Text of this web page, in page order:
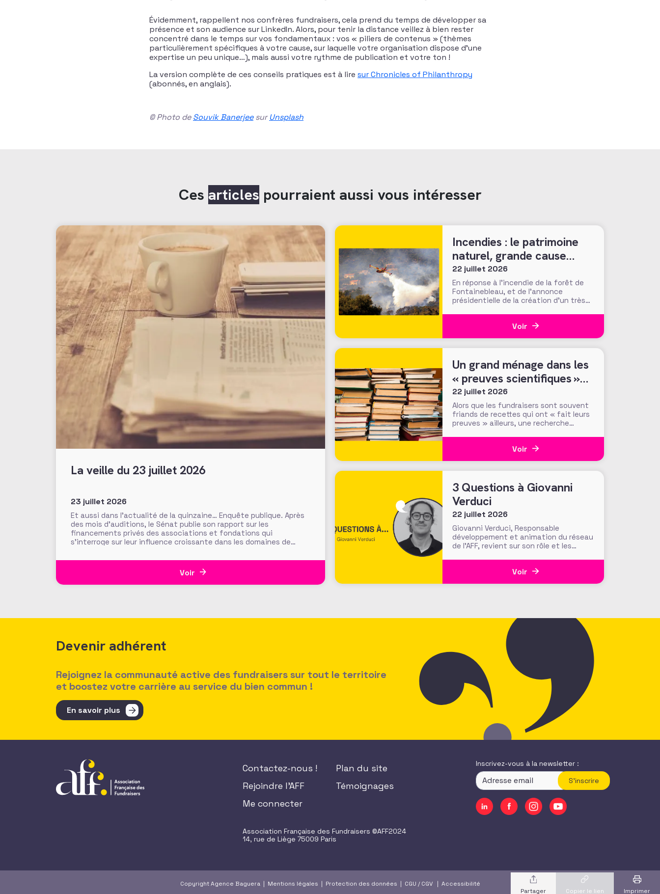
Partager Copier le lien Imprimer
Évidemment, rappellent nos confrères fundraisers, cela prend du temps de développer sa
présence et son audience sur LinkedIn. Alors, pour tenir la distance veillez à bien rester
concentré dans le temps sur vos fondamentaux : vos « piliers de contenus » (thèmes
particulièrement spécifiques à votre cause, sur laquelle votre organisation dispose d’une
expertise un peu unique…), mais aussi votre rythme de publication et votre ton !
La version complète de ces conseils pratiques est à lire sur Chronicles of Philanthropy
(abonnés, en anglais).
© Photo deSouvik BanerjeesurUnsplash
Ces articles pourraient aussi vous intéresser
La veille du 23 juillet 2026
23 juillet 2026
Et aussi dans l’actualité de la quinzaine… Enquête publique. Après
des mois d’auditions, le Sénat publie son rapport sur les
financements privés des associations et fondations qui
s’interroge sur leur influence croissante dans les domaines de
abritées, prévention des conflits d’intérêt et définition
Voir
Incendies : le patrimoine
naturel, grande cause
nationale ?
22 juillet 2026
En réponse à l’incendie de la forêt de
Fontainebleau, et de l’annonce
présidentielle de la création d’un très
mobilisés en moins d’une semaine par la
Voir
Un grand ménage dans les
« preuves scientifiques »
d’efficacité des méthodes
et tactiques de collecte…
22 juillet 2026
Alors que les fundraisers sont souvent
friands de recettes qui ont « fait leurs
preuves » ailleurs, une recherche
pose une question cruciale : la
Voir
3 Questions à Giovanni
Verduci
22 juillet 2026
Giovanni Verduci, Responsable
développement et animation du réseau
de l’AFF, revient sur son rôle et les
et active. L’AFF c’est une équipe, mais
Voir
Devenir adhérent
Rejoignez la communauté active des fundraisers sur tout le territoire
et boostez votre carrière au service du bien commun !
En savoir plus
Contactez-nous !
Rejoindre l'AFF
Me connecter
Plan du site
Témoignages
Association Française des Fundraisers ©AFF2024
14, rue de Liège 75009 Paris
Inscrivez-vous à la newsletter :
S'inscrire
Copyright Agence Baguera | Mentions légales | Protection des données | CGU /CGV| Accessibilité